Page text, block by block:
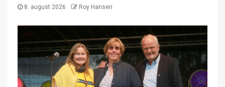
8. august 2026 Roy Hansen